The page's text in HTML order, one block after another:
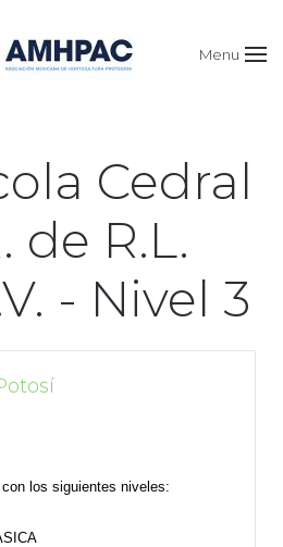
Menu
Cedral
de R.L.
- Nivel 3
con los siguientes niveles: